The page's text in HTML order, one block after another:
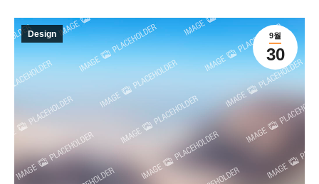
9월
30
Design